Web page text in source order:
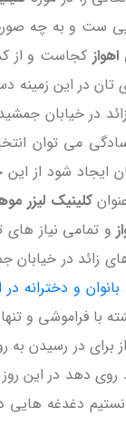
ست و به چه صورت
کجاست و از
در این زمینه
در خیابان
می توان
ایجاد شود از
کلینیک لیزر
و تمامی نیاز های
زائد در خیابان
و دخترانه در
با فراموشی و
برای در رسیدن
دهد در این
دغدغه